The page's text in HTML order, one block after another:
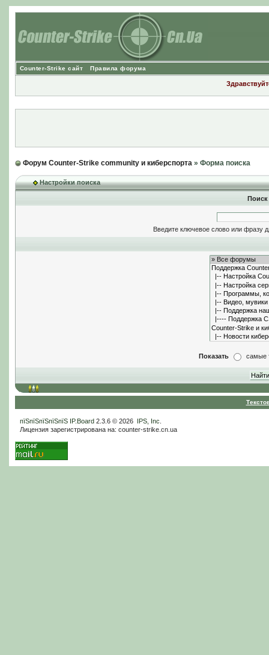
Counter-Strike сайт Правила форума
Форум Counter-Strike community и киберспорта» Форма поиска
Настройки поиска
Введите ключевое слово или фразу
Показать самые
пїЅпїЅпїЅпїЅпїЅ IP.Board2.3.6 © 2026 IPS, Inc
Лицензия зарегистрирована на: counter-strike.cn.ua